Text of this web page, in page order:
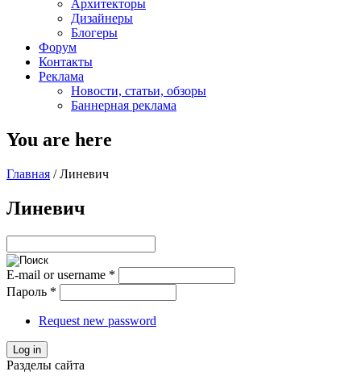
Архитекторы
Дизайнеры
Блогеры
Форум
Контакты
Реклама
Новости, статьи, обзоры
Баннерная реклама
You are here
Главная / Линевич
Линевич
E-mail or username *
Пароль *
Request new password
Log in
Разделы сайта